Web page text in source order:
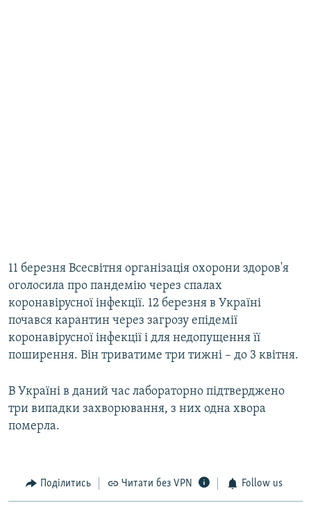
11 березня Всесвітня організація охорони здоров'я
оголосила про пандемію через спалах
коронавірусної інфекції. 12 березня в Україні
почався карантин через загрозу епідемії
коронавірусної інфекції і для недопущення її
поширення. Він триватиме три тижні – до 3 квітня.
В Україні в даний час лабораторно підтверджено
три випадки захворювання, з них одна хвора
померла.
Поділитись Читати без VPN Follow us